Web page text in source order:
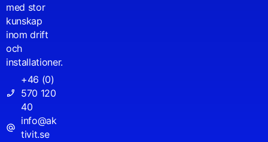
med stor
kunskap
inom drift
och
installationer.
+46 (0)
570 120
40
info@ak
tivit.se